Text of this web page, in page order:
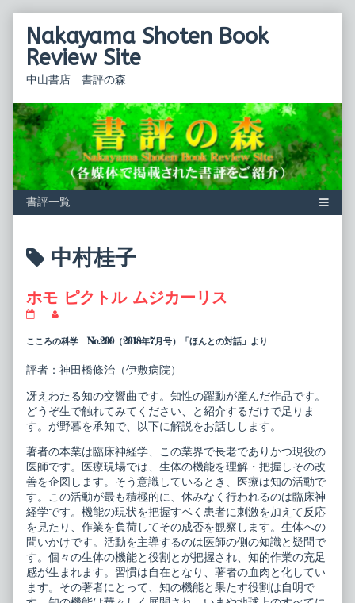
contentNakayama Shoten Book
Review Site
中山書店 書評の森
Posts
tagged
中村桂子
ホモ ピクトル ムジカーリス
ピ
ル
ジ
カ
リ
ス
published
on
posts
author
ホ
モ
ピ
ク
ト
ル
ム
ジ
カ
ー
リ
ス,
こころの科学 No.200（2018年7月号）「ほんとの対話」より
評者：神田橋條治（伊敷病院）
冴えわたる知の交響曲です。知性の躍動が産んだ作品です。
どうぞ生で触れてみてください、と紹介するだけで足りま
す。が野暮を承知で、以下に解説をお話しします。
著者の本業は臨床神経学、この業界で長老でありかつ現役の
医師です。医療現場では、生体の機能を理解・把握しその改
善を企図します。そう意識しているとき、医療は知の活動で
す。この活動が最も積極的に、休みなく行われるのは臨床神
経学です。機能の現状を把握すベく患者に刺激を加えて反応
を見たり、作業を負荷してその成否を観察します。生体への
問いかけです。活動を主導するのは医師の側の知識と疑問で
す。個々の生体の機能と役割とが把握され、知的作業の充足
感が生まれます。習慣は自在となり、著者の血肉と化してい
ます。その著者にとって、知の機能と果たす役割は自明で